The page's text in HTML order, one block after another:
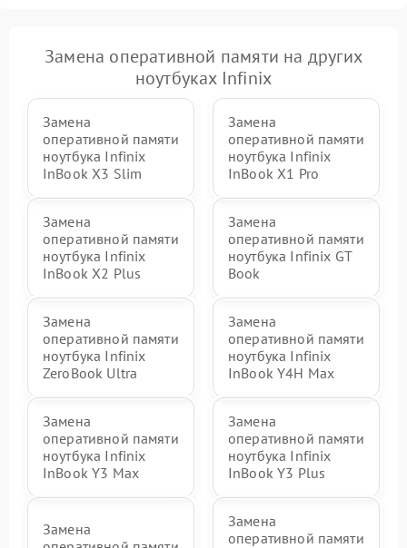
Замена оперативной памяти на других
ноутбуках Infinix
Замена
оперативной памяти
ноутбука Infinix
InBook X3 Slim
Замена
оперативной памяти
ноутбука Infinix
InBook X1 Pro
Замена
оперативной памяти
ноутбука Infinix
InBook X2 Plus
Замена
оперативной памяти
ноутбука Infinix GT
Book
Замена
оперативной памяти
ноутбука Infinix
ZeroBook Ultra
Замена
оперативной памяти
ноутбука Infinix
InBook Y4H Max
Замена
оперативной памяти
ноутбука Infinix
InBook Y3 Max
Замена
оперативной памяти
ноутбука Infinix
InBook Y3 Plus
Замена
Замена
оперативной памяти